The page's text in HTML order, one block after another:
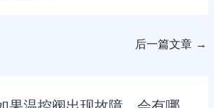
后一篇文章 →